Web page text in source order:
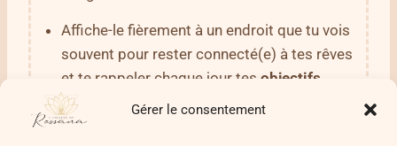
Gérer le consentement
Affiche-le fièrement à un endroit que tu vois
souvent pour rester connecté(e) à tes rêves
et te rappeler chaque jour tes objectifs